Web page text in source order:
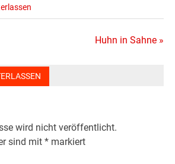
Huhn in Sahne »
wird nicht veröffentlicht.
sind mit* markiert